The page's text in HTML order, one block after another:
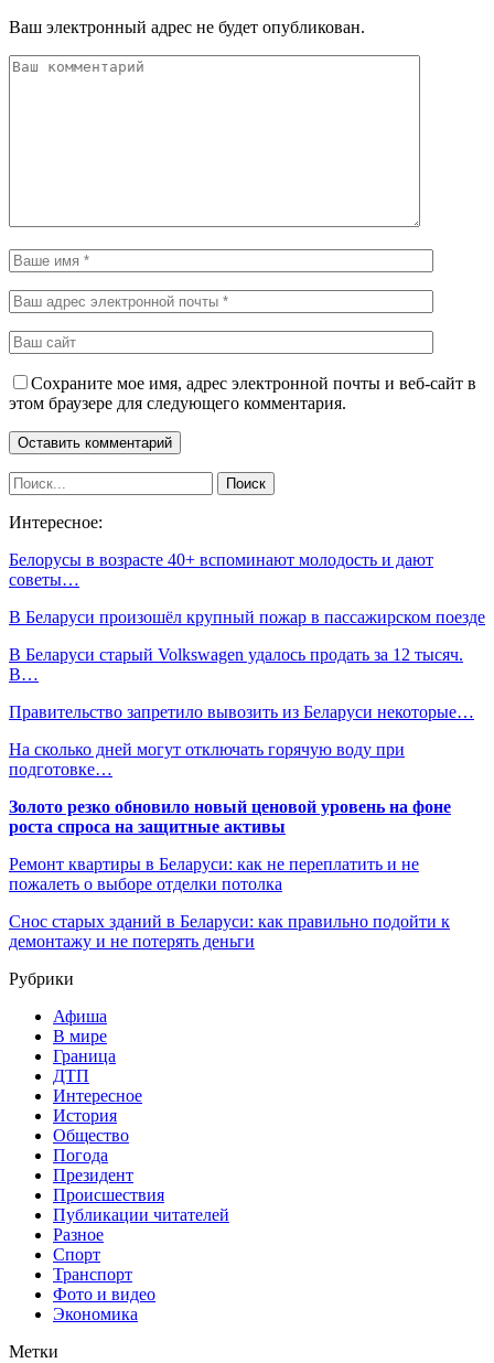
Ваш электронный адрес не будет опубликован.
Сохраните мое имя, адрес электронной почты и веб-сайт в
этом браузере для следующего комментария.
Интересное:
Белорусы в возрасте 40+ вспоминают молодость и дают
советы…
В Беларуси произошёл крупный пожар в пассажирском поезде
В Беларуси старый Volkswagen удалось продать за 12 тысяч.
В…
Правительство запретило вывозить из Беларуси некоторые…
На сколько дней могут отключать горячую воду при
подготовке…
Золото резко обновило новый ценовой уровень на фоне
роста спроса на защитные активы
Ремонт квартиры в Беларуси: как не переплатить и не
пожалеть о выборе отделки потолка
Снос старых зданий в Беларуси: как правильно подойти к
демонтажу и не потерять деньги
Рубрики
Афиша
В мире
Граница
ДТП
Интересное
История
Общество
Погода
Президент
Происшествия
Публикации читателей
Разное
Спорт
Транспорт
Фото и видео
Экономика
Метки